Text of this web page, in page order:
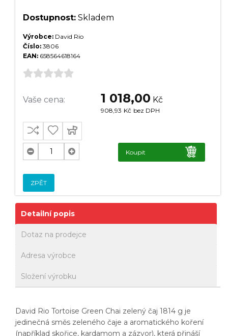
Dostupnost: Skladem
Výrobce: David Rio
Číslo: 3806
EAN: 658564618164
Vaše cena: 1 018,00 Kč
908,93 Kč bez DPH
Koupit
ZPĚT
Detailní popis
Dotaz na prodejce
Adresa výrobce
Složení výrobku
David Rio Tortoise Green Chai zelený čaj 1814 g je
jedinečná směs zeleného čaje a aromatického koření
(například skořice, kardamom a zázvor), která přináší